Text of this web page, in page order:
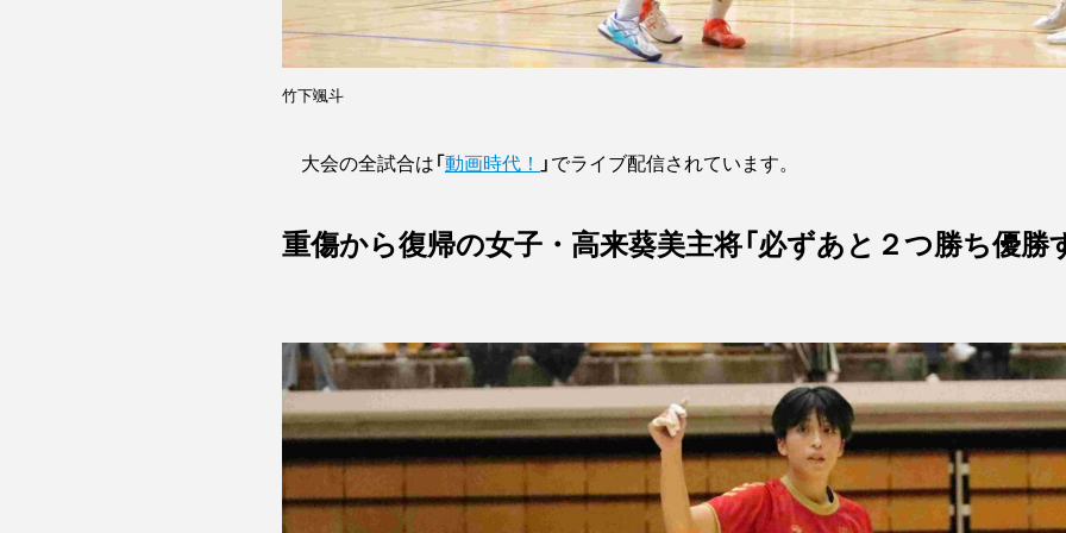
竹下颯斗
大会の全試合は「動画時代！ 」でライブ配信されています。
重傷から復帰の女子・高来葵美主将「必ずあと２つ勝ち優勝